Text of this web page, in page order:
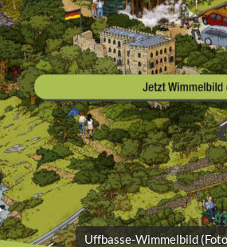
Uffbasse-Wimmelbild